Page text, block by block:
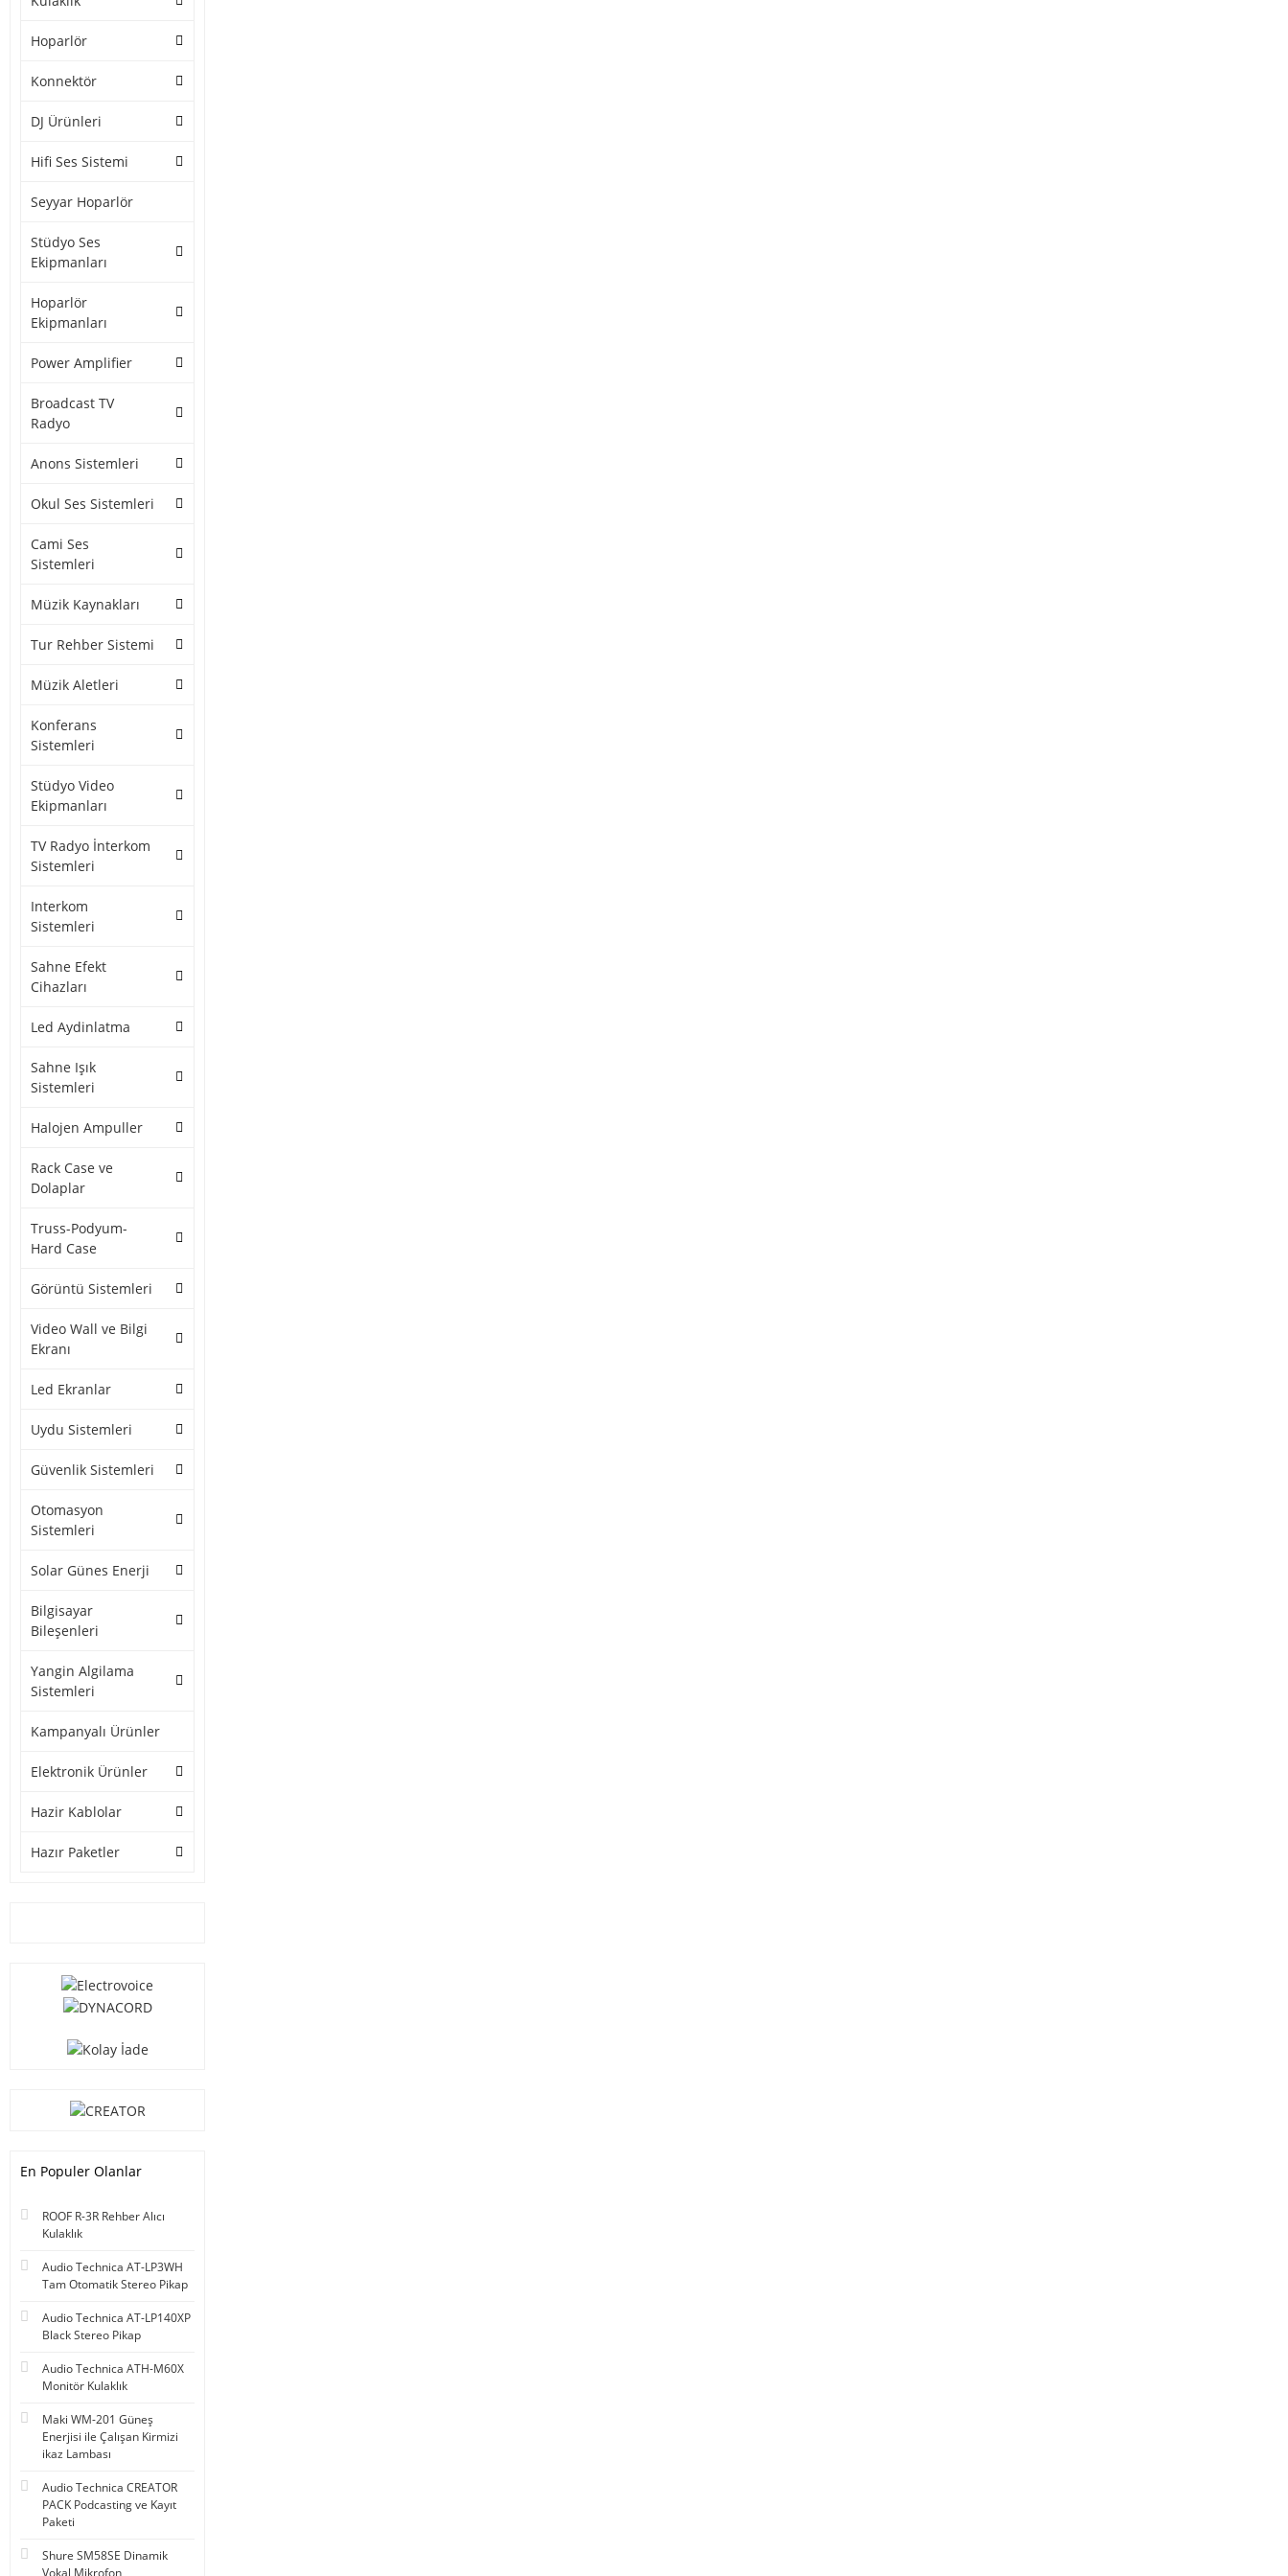
Hoparlör
Konnektör
DJ Ürünleri
Hifi Ses Sistemi
Seyyar Hoparlör
Stüdyo Ses
Ekipmanları
Hoparlör
Ekipmanları
Power Amplifier
Broadcast TV
Radyo
Anons Sistemleri
Okul Ses Sistemleri
Cami Ses
Sistemleri
Müzik Kaynakları
Tur Rehber Sistemi
Müzik Aletleri
Konferans
Sistemleri
Stüdyo Video
Ekipmanları
TV Radyo İnterkom
Sistemleri
Interkom
Sistemleri
Sahne Efekt
Cihazları
Led Aydinlatma
Sahne Işık
Sistemleri
Halojen Ampuller
Rack Case ve
Dolaplar
Truss-Podyum-
Hard Case
Görüntü Sistemleri
Video Wall ve Bilgi
Ekranı
Led Ekranlar
Uydu Sistemleri
Güvenlik Sistemleri
Otomasyon
Sistemleri
Solar Günes Enerji
Bilgisayar
Bileşenleri
Yangin Algilama
Sistemleri
Kampanyalı Ürünler
Elektronik Ürünler
Hazir Kablolar
Hazır Paketler
En Populer Olanlar
ROOF R-3R Rehber Alıcı
Kulaklık
Audio Technica AT-LP3WH
Tam Otomatik Stereo Pikap
Audio Technica AT-LP140XP
Black Stereo Pikap
Audio Technica ATH-M60X
Monitör Kulaklık
Maki WM-201 Güneş
Enerjisi ile Çalışan Kirmizi
ikaz Lambası
Audio Technica CREATOR
PACK Podcasting ve Kayıt
Paketi
Shure SM58SE Dinamik